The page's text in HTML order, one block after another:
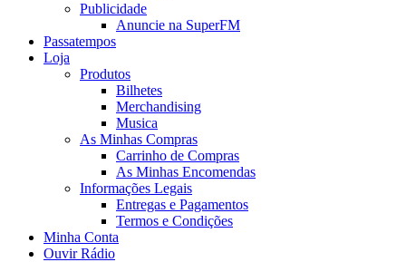
Publicidade
Anuncie na SuperFM
Passatempos
Loja
Produtos
Bilhetes
Merchandising
Musica
As Minhas Compras
Carrinho de Compras
As Minhas Encomendas
Informações Legais
Entregas e Pagamentos
Termos e Condições
Minha Conta
Ouvir Rádio